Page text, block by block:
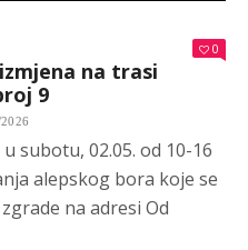
0
na trasi
9
subotu, 02.05. od 10-16
alepskog bora koje se
na adresi Od